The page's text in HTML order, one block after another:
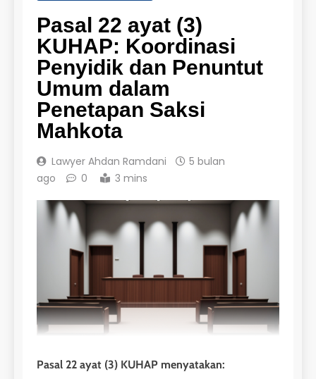
Pasal 22 ayat (3)
KUHAP: Koordinasi
Penyidik dan Penuntut
Umum dalam
Penetapan Saksi
Mahkota
Lawyer Ahdan Ramdani
5 bulan
ago
0 3 mins
Pasal 22 ayat (3) KUHAP menyatakan: